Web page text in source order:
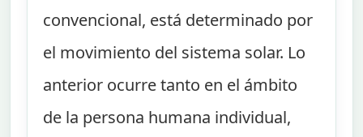
convencional, está determinado por
el movimiento del sistema solar. Lo
anterior ocurre tanto en el ámbito
de la persona humana individual,